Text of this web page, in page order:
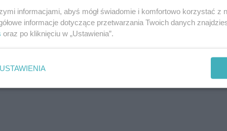
jakim jest witamina K1, transfuzja krwi.
eksperta]
informacjami, abyś mógł świadomie i komfortowo korzystać z
informacje dotyczące przetwarzania Twoich danych
oraz po kliknięciu w „Ustawienia”.
USTAWIENIA